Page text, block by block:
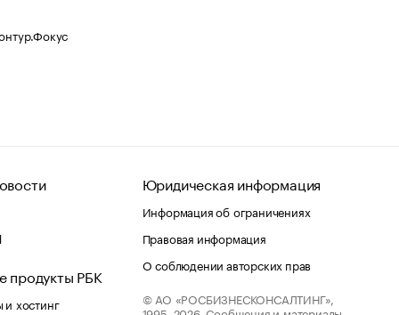
продукты РБК
хостинг
Юридическая информация
Информация об ограничениях
Правовая информация
О соблюдении авторских прав
© АО «РОСБИЗНЕСКОНСАЛТИНГ»,